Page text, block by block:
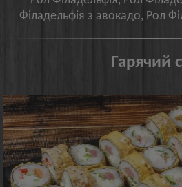
Філадельфія з авокадо, Рол
Гарячий